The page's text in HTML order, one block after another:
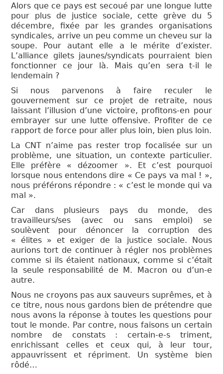
Alors que ce pays est secoué par une longue lutte
pour plus de justice sociale, cette grève du 5
décembre, fixée par les grandes organisations
syndicales, arrive un peu comme un cheveu sur la
soupe. Pour autant elle a le mérite d’exister.
L’alliance gilets jaunes/syndicats pourraient bien
fonctionner ce jour là. Mais qu’en sera t-il le
lendemain ?
Si nous parvenons à faire reculer le
gouvernement sur ce projet de retraite, nous
laissant l’illusion d’une victoire, profitons-en pour
embrayer sur une lutte offensive. Profiter de ce
rapport de force pour aller plus loin, bien plus loin.
La CNT n’aime pas rester trop focalisée sur un
problème, une situation, un contexte particulier.
Elle préfère « dézoomer ». Et c’est pourquoi
lorsque nous entendons dire « Ce pays va mal ! »,
nous préférons répondre : « c’est le monde qui va
mal ».
Car dans plusieurs pays du monde, des
travailleurs/ses (avec ou sans emploi) se
soulèvent pour dénoncer la corruption des
« élites » et exiger de la justice sociale. Nous
aurions tort de continuer à régler nos problèmes
comme si ils étaient nationaux, comme si c’était
la seule responsabilité de M. Macron ou d’un-e
autre.
Nous ne croyons pas aux sauveurs suprêmes, et à
ce titre, nous nous gardons bien de prétendre que
nous avons la réponse à toutes les questions pour
tout le monde. Par contre, nous faisons un certain
nombre de constats : certain-e-s triment,
enrichissant celles et ceux qui, à leur tour,
appauvrissent et répriment. Un système bien
rôdé…